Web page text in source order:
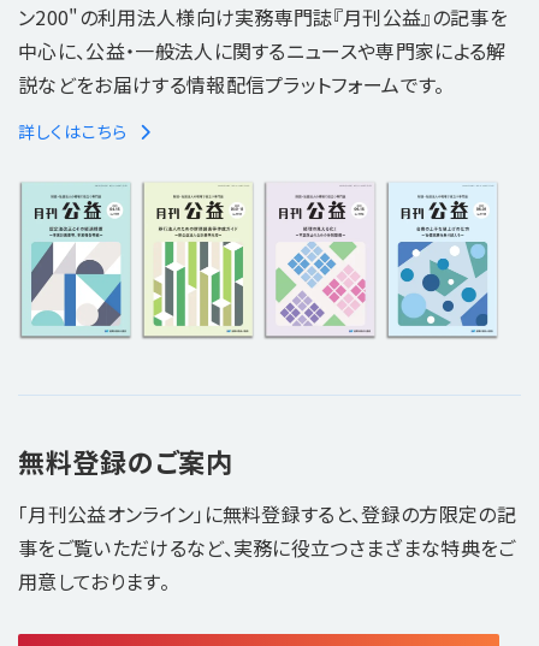
ン200"の利用法人様向け実務専門誌『月刊公益』の記事を
中心に、公益・一般法人に関するニュースや専門家による解
説などをお届けする情報配信プラットフォームです。
詳しくはこちら
無料登録のご案内
「月刊公益オンライン」に無料登録すると、登録の方限定の記
事をご覧いただけるなど、実務に役立つさまざまな特典をご
用意しております。